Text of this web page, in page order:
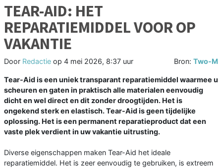
TEAR-AID: HET
REPARATIEMIDDEL VOOR OP
VAKANTIE
Door Redactie op 4 mei 2026, 8:37 uur Bron: Two-M
Tear-Aid is een uniek transparant reparatiemiddel waarmee u
scheuren en gaten in praktisch alle materialen eenvoudig
dicht en wel direct en dit zonder droogtijden. Het is
ongekend sterk en elastisch. Tear-Aid is geen tijdelijke
oplossing. Het is een permanent reparatieproduct dat een
vaste plek verdient in uw vakantie uitrusting.
Diverse eigenschappen maken Tear-Aid het ideale
reparatiemiddel. Het is zeer eenvoudig te gebruiken, is extreem